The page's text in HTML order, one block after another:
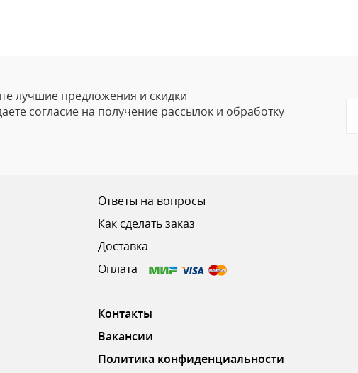
лучшие предложения и скидки
согласие на получение рассылок и обработку
Ответы на вопросы
Как сделать заказ
Доставка
Оплата
Контакты
Вакансии
Политика конфиденциальности